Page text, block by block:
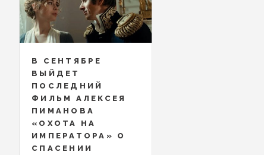
В СЕНТЯБРЕ
ВЫЙДЕТ
ПОСЛЕДНИЙ
ФИЛЬМ АЛЕКСЕЯ
ПИМАНОВА
«ОХОТА НА
ИМПЕРАТОРА» О
СПАСЕНИИ